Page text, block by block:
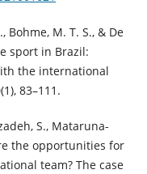
Bohme, M. T. S., & De
sport in Brazil:
the international
83–111.
S., Mataruna-
the opportunities for
team? The case